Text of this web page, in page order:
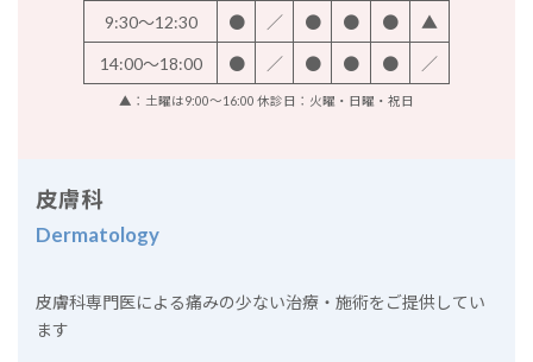
9:30～12:30 ● ／ ● ● ● ▲
14:00～18:00 ● ／ ● ● ● ／
▲：土曜は9:00～16:00 休診日：火曜・日曜・祝日
皮膚科
Dermatology
皮膚科専門医による痛みの少ない治療・施術をご提供してい
ます